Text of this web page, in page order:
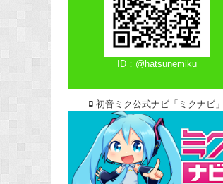
ID：@hatsunemiku
初音ミク公式ナビ「ミクナビ」